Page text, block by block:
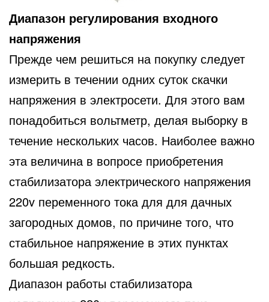
Диапазон регулирования входного
напряжения
Прежде чем решиться на покупку следует
измерить в течении одних суток скачки
напряжения в электросети. Для этого вам
понадобиться вольтметр, делая выборку в
течение нескольких часов. Наиболее важно
эта величина в вопросе приобретения
стабилизатора электрического напряжения
220v переменного тока для для дачных
загородных домов, по причине того, что
стабильное напряжение в этих пунктах
большая редкость.
Диапазон работы стабилизатора